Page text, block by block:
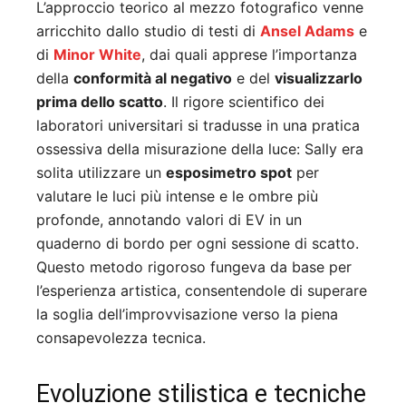
L’approccio teorico al mezzo fotografico venne
arricchito dallo studio di testi di Ansel Adams e
di Minor White, dai quali apprese l’importanza
della conformità al negativo e del visualizzarlo
prima dello scatto. Il rigore scientifico dei
laboratori universitari si tradusse in una pratica
ossessiva della misurazione della luce: Sally era
solita utilizzare un esposimetro spot per
valutare le luci più intense e le ombre più
profonde, annotando valori di EV in un
quaderno di bordo per ogni sessione di scatto.
Questo metodo rigoroso fungeva da base per
l’esperienza artistica, consentendole di superare
la soglia dell’improvvisazione verso la piena
consapevolezza tecnica.
Evoluzione stilistica e tecniche